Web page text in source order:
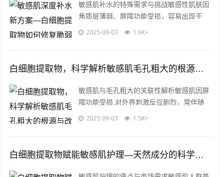
敏感肌补水的特殊需求与挑战敏感性肌肤因
角质层薄弱、屏障功能受损，容易出现干
燥、泛红、刺痛等问题，传统补水成分如透
却...
2025-09-03 1.6K+
白细胞提取物，科学解析敏感肌毛孔粗大的根源与改善方案
敏感肌与毛孔粗大的关联性解析敏感肌因屏
障功能受损,对外界刺激反应剧烈，常伴随
泛红、干燥或瘙痒等问题，研究发现，炎症
2025-09-03 1.5K+
白细胞提取物赋能敏感肌护理—天然成分的科学解析与产品适配性探讨